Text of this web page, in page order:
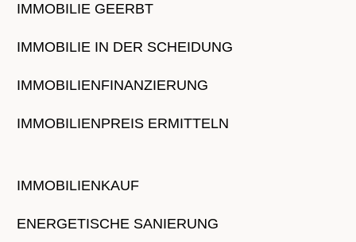
IMMOBILIE GEERBT
IMMOBILIE IN DER SCHEIDUNG
IMMOBILIENFINANZIERUNG
IMMOBILIENPREIS ERMITTELN
IMMOBILIENKAUF
ENERGETISCHE SANIERUNG